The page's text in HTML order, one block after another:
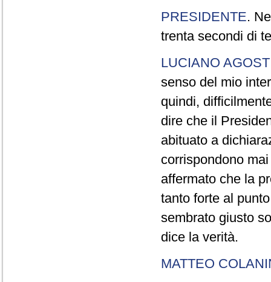
PRESIDENTE.
trenta secondi di
LUCIANO
senso del mio
quindi,
dire che il
abituato a
corrispondono
affermato che la
tanto forte al
sembrato giusto
dice la verità.
MATTEO